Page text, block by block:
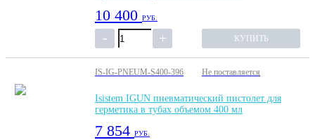
10 400 РУБ.
КУПИТЬ
IS-IG-PNEUM-S400-396 Не поставляется
Isistem IGUN пневматический пистолет для
герметика в тубах объемом 400 мл
7 854 РУБ.